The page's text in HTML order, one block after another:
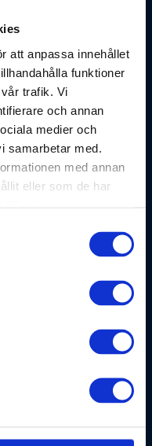
att anpassa innehållet
funktioner
trafik. Vi
och annan
medier och
samarbetar med.
med annan
eller som de har
IT-drift
andra molntjänster
behov och medel.
anpassad efter
vår molndrift en viktig
att prioritera dagligt
på.
expertis